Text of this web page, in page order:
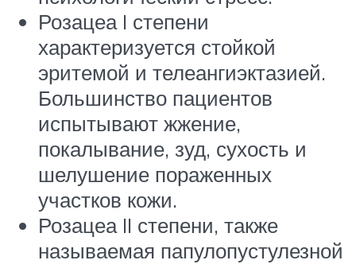
Розацеа I степени
характеризуется стойкой
эритемой и телеангиэктазией.
Большинство пациентов
испытывают жжение,
покалывание, зуд, сухость и
шелушение пораженных
участков кожи.
Розацеа II степени, также
называемая папулопустулезной